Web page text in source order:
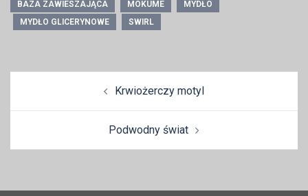
BAZA ZAWIESZAJĄCA MOKUME
MYDŁO
MYDŁO GLICERYNOWE
SWIRL
Krwiożerczy motyl
Podwodny świat